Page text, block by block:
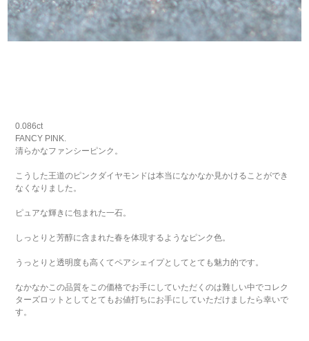
0.086ct
FANCY PINK.
清らかなファンシーピンク。
こうした王道のピンクダイヤモンドは本当になかなか見かけることができ
なくなりました。
ピュアな輝きに包まれた一石。
しっとりと芳醇に含まれた春を体現するようなピンク色。
うっとりと透明度も高くてペアシェイプとしてとても魅力的です。
なかなかこの品質をこの価格でお手にしていただくのは難しい中でコレク
ターズロットとしてとてもお値打ちにお手にしていただけましたら幸いで
す。